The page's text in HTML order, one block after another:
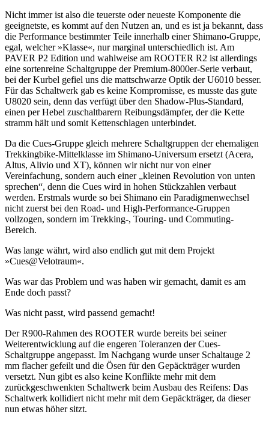
Nicht immer ist also die teuerste oder neueste Komponente die
geeignetste, es kommt auf den Nutzen an, und es ist ja bekannt, dass
die Performance bestimmter Teile innerhalb einer Shimano-Gruppe,
egal, welcher »Klasse«, nur marginal unterschiedlich ist. Am
PAVER P2 Edition und wahlweise am ROOTER R2 ist allerdings
eine sortenreine Schaltgruppe der Premium-8000er-Serie verbaut,
bei der Kurbel gefiel uns die mattschwarze Optik der U6010 besser.
Für das Schaltwerk gab es keine Kompromisse, es musste das gute
U8020 sein, denn das verfügt über den Shadow-Plus-Standard,
einen per Hebel zuschaltbarern Reibungsdämpfer, der die Kette
stramm hält und somit Kettenschlagen unterbindet.
Da die Cues-Gruppe gleich mehrere Schaltgruppen der ehemaligen
Trekkingbike-Mittelklasse im Shimano-Universum ersetzt (Acera,
Altus, Alivio und XT), können wir nicht nur von einer
Vereinfachung, sondern auch einer „kleinen Revolution von unten
sprechen“, denn die Cues wird in hohen Stückzahlen verbaut
werden. Erstmals wurde so bei Shimano ein Paradigmenwechsel
nicht zuerst bei den Road- und High-Performance-Gruppen
vollzogen, sondern im Trekking-, Touring- und Commuting-
Bereich.
Was lange währt, wird also endlich gut mit dem Projekt
»Cues@Velotraum«.
Was war das Problem und was haben wir gemacht, damit es am
Ende doch passt?
Was nicht passt, wird passend gemacht!
Der R900-Rahmen des ROOTER wurde bereits bei seiner
Weiterentwicklung auf die engeren Toleranzen der Cues-
Schaltgruppe angepasst. Im Nachgang wurde unser Schaltauge 2
mm flacher gefeilt und die Ösen für den Gepäckträger wurden
versetzt. Nun gibt es also keine Konflikte mehr mit dem
zurückgeschwenkten Schaltwerk beim Ausbau des Reifens: Das
Schaltwerk kollidiert nicht mehr mit dem Gepäckträger, da dieser
nun etwas höher sitzt.